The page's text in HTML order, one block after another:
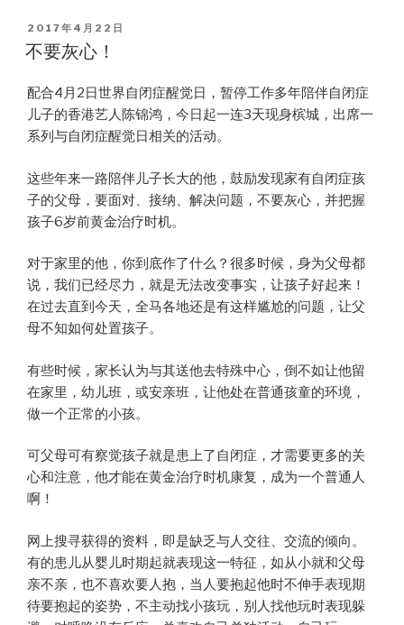
POSTED
ON
2017年4月22日
不要灰心！
配合4月2日世界自闭症醒觉日，暂停工作多年陪伴自闭症
儿子的香港艺人陈锦鸿，今日起一连3天现身槟城，出席一
系列与自闭症醒觉日相关的活动。
这些年来一路陪伴儿子长大的他，鼓励发现家有自闭症孩
子的父母，要面对、接纳、解决问题，不要灰心，并把握
孩子6岁前黄金治疗时机。
对于家里的他，你到底作了什么？很多时候，身为父母都
说，我们已经尽力，就是无法改变事实，让孩子好起来！
在过去直到今天，全马各地还是有这样尴尬的问题，让父
母不知如何处置孩子。
有些时候，家长认为与其送他去特殊中心，倒不如让他留
在家里，幼儿班，或安亲班，让他处在普通孩童的环境，
做一个正常的小孩。
可父母可有察觉孩子就是患上了自闭症，才需要更多的关
心和注意，他才能在黄金治疗时机康复，成为一个普通人
啊！
网上搜寻获得的资料，即是缺乏与人交往、交流的倾向。
有的患儿从婴儿时期起就表现这一特征，如从小就和父母
亲不亲，也不喜欢要人抱，当人要抱起他时不伸手表现期
待要抱起的姿势，不主动找小孩玩，别人找他玩时表现躲